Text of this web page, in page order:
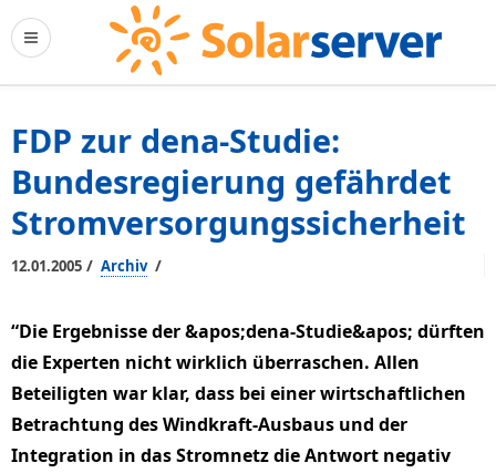
FDP zur dena-Studie:
Bundesregierung gefährdet
Stromversorgungssicherheit
12.01.2005 / Archiv /
“Die Ergebnisse der &apos;dena-Studie&apos; dürften
die Experten nicht wirklich überraschen. Allen
Beteiligten war klar, dass bei einer wirtschaftlichen
Betrachtung des Windkraft-Ausbaus und der
Integration in das Stromnetz die Antwort negativ